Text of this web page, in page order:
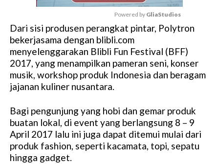
M
e
Powered by GliaStudios
Dari sisi produsen perangkat pintar, Polytron
bekerjasama dengan blibli.com
menyelenggarakan Blibli Fun Festival (BFF)
2017, yang menampilkan pameran seni, konser
musik, workshop produk Indonesia dan beragam
jajanan kuliner nusantara.
Bagi pengunjung yang hobi dan gemar produk
buatan lokal, di event yang berlangsung 8 – 9
April 2017 lalu ini juga dapat ditemui mulai dari
produk fashion, seperti kacamata, topi, sepatu
hingga gadget.